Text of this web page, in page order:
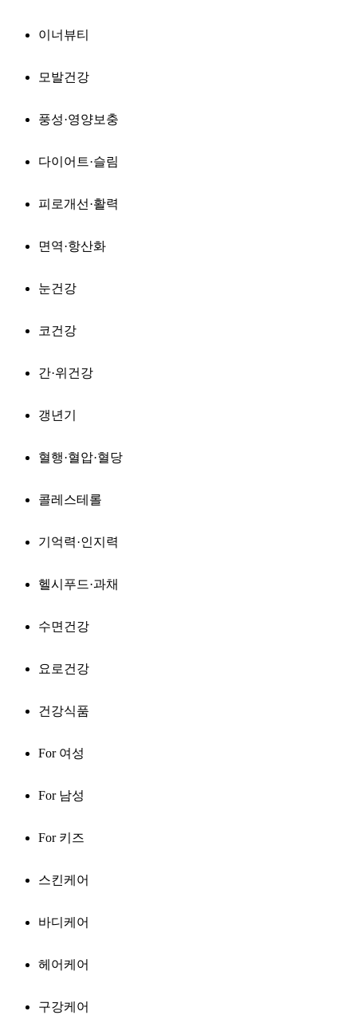
이너뷰티
모발건강
풍성·영양보충
다이어트·슬림
피로개선·활력
면역·항산화
눈건강
코건강
간·위건강
갱년기
혈행·혈압·혈당
콜레스테롤
기억력·인지력
헬시푸드·과채
수면건강
요로건강
건강식품
For 여성
For 남성
For 키즈
스킨케어
바디케어
헤어케어
구강케어